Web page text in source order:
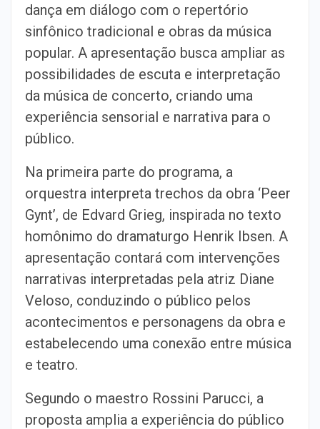
dança em diálogo com o repertório
sinfônico tradicional e obras da música
popular. A apresentação busca ampliar as
possibilidades de escuta e interpretação
da música de concerto, criando uma
experiência sensorial e narrativa para o
público.
Na primeira parte do programa, a
orquestra interpreta trechos da obra ‘Peer
Gynt’, de Edvard Grieg, inspirada no texto
homônimo do dramaturgo Henrik Ibsen. A
apresentação contará com intervenções
narrativas interpretadas pela atriz Diane
Veloso, conduzindo o público pelos
acontecimentos e personagens da obra e
estabelecendo uma conexão entre música
e teatro.
Segundo o maestro Rossini Parucci, a
proposta amplia a experiência do público